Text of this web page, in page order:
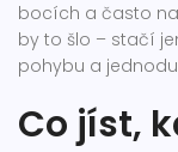
bocích a často
by to šlo – stačí
pohybu a
Co jíst,